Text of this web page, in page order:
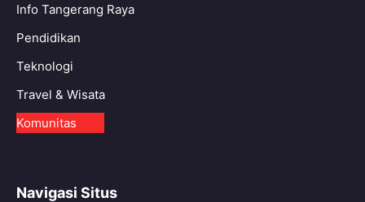
Info Tangerang Raya
Pendidikan
Teknologi
Travel & Wisata
Komunitas
Navigasi Situs